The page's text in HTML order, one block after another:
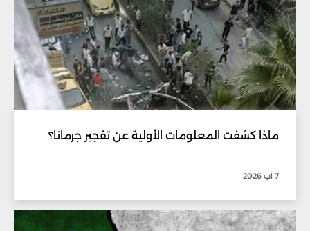
ماذا كشفت المعلومات الأولية عن تفجير جرمانا؟
7 آب 2026